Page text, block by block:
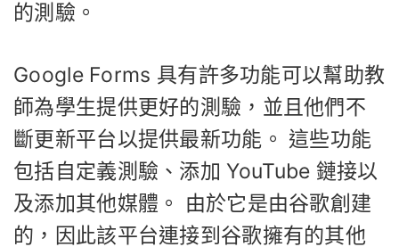
的測驗。
Google Forms 具有許多功能可以幫助教
師為學生提供更好的測驗，並且他們不
斷更新平台以提供最新功能。 這些功能
包括自定義測驗、添加 YouTube 鏈接以
及添加其他媒體。 由於它是由谷歌創建
的，因此該平台連接到谷歌擁有的其他